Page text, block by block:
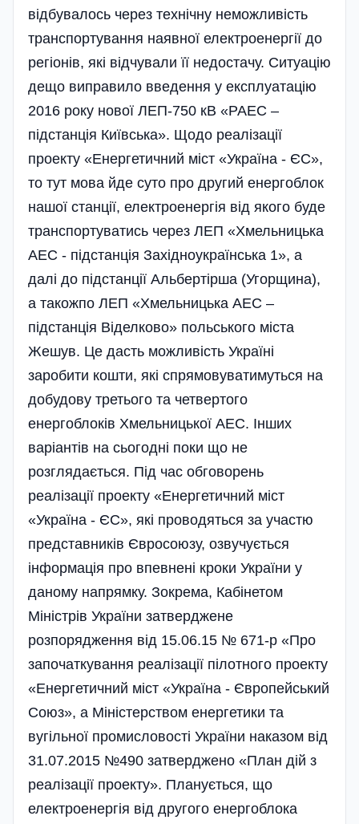
відбувалось через технічну неможливість
транспортування наявної електроенергії до
регіонів, які відчували її недостачу. Ситуацію
дещо виправило введення у експлуатацію
2016 року нової ЛЕП-750 кВ «РАЕС –
підстанція Київська». Щодо реалізації
проекту «Енергетичний міст «Україна - ЄС»,
то тут мова йде суто про другий енергоблок
нашої станції, електроенергія від якого буде
транспортуватись через ЛЕП «Хмельницька
АЕС - підстанція Західноукраїнська 1», а
далі до підстанції Альбертірша (Угорщина),
а такожпо ЛЕП «Хмельницька АЕС –
підстанція Віделково» польського міста
Жешув. Це дасть можливість Україні
заробити кошти, які спрямовуватимуться на
добудову третього та четвертого
енергоблоків Хмельницької АЕС. Інших
варіантів на сьогодні поки що не
розглядається. Під час обговорень
реалізації проекту «Енергетичний міст
«Україна - ЄС», які проводяться за участю
представників Євросоюзу, озвучується
інформація про впевнені кроки України у
даному напрямку. Зокрема, Кабінетом
Міністрів України затверджене
розпорядження від 15.06.15 № 671-р «Про
започаткування реалізації пілотного проекту
«Енергетичний міст «Україна - Європейський
Союз», а Міністерством енергетики та
вугільної промисловості України наказом від
31.07.2015 №490 затверджено «План дій з
реалізації проекту». Планується, що
електроенергія від другого енергоблока